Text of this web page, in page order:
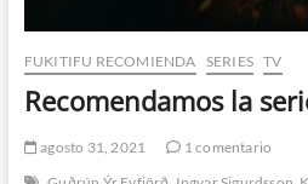
FUKITIFU RECOMIENDA SERIES TV
Recomendamos la
agosto 31, 2021
1 comentario